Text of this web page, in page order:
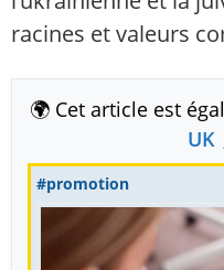
racines et valeurs
🌍 Cet article est
UK
#promotion